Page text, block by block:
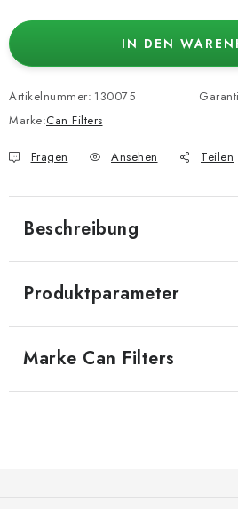
IN DEN
Artikelnummer: 130075
Marke:Can Filters
Fragen Ansehen Teilen
Beschreibung
Produktparameter
Marke Can Filters